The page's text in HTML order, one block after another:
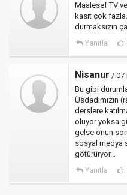
Maalesef TV
kasıt çok
durmaksızın
Yanıtla
Nisanur / 07
Bu gibi
Üsdadımızın
derslere
oluyor yoksa
gelse onun
sosyal medya
götürüryor...
Yanıtla